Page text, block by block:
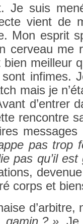
Je suis
vient de
Mon esprit
cer­veau me
meil­leur
sont in­fimes.
mais je
d’entr­er
re­ncontre
pas trop
pas qu’il
corps et
d’ar­bitre,